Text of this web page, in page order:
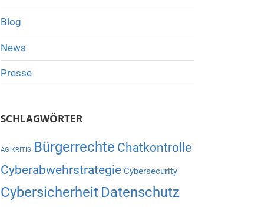
Blog
News
Presse
SCHLAGWÖRTER
AG KRITIS Bürgerrechte Chatkontrolle
Cyberabwehrstrategie Cybersecurity
Cybersicherheit Datenschutz